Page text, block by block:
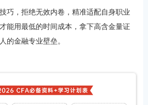
巧，拒绝无效内卷，精准适配自身职业
能用最低的时间成本，拿下高含金量证
的金融专业壁垒。